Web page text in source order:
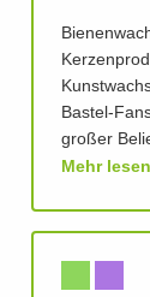
Bastel-
großer
Mehr lesen